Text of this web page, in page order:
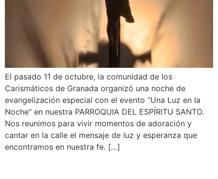
El pasado 11 de octubre, la comunidad de los
Carismáticos de Granada organizó una noche de
evangelización especial con el evento “Una Luz en la
Noche” en nuestra PARROQUIA DEL ESPÍRITU SANTO.
Nos reunimos para vivir momentos de adoración y
cantar en la calle el mensaje de luz y esperanza que
encontramos en nuestra fe. […]